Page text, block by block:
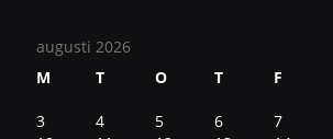
augusti 2026
M
T O T F
3
4 5 6 7